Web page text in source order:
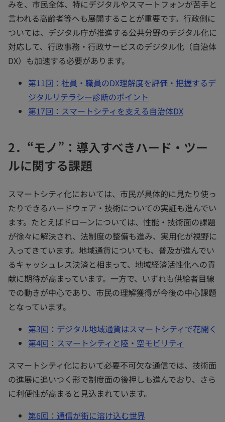
みを、市民全体、特にデジタルやスマートフォンが苦手と
言われる高齢者等へも展開することが重要です。行政側に
ついては、デジタル庁が推進する公共分野のデジタル化に
対応して、行政事務・行政サービスのデジタル化（自治体
DX）も加速する必要があります。
第11回：社員・職員のDX理解度を評価・把握するデ
ジタルリテラシー診断のポイント
第17回：スマートシティを支える自治体DX
2．“モノ”：導入すべきハード・ツー
ルに関する課題
スマートシティ化においては、市民が具体的に見たり使っ
たりできるハードウェア・技術についての実証も進んでい
ます。たとえばドローンについては、性能・技術面の課題
が徐々に解決され、法制度の整備も進み、実用化が視野に
入ってきています。地域通貨についても、普及が進んでい
るキャッシュレス決済と相まって、地域経済活性化への貢
献に期待が高まっています。一方で、いずれも供給者目線
での動きが中心であり、市民の理解獲得が今後の中心課題
となっています。
第3回：デジタル地域通貨はスマートシティで花開く
第4回：スマートシティと陸・空モビリティ
スマートシティ化において必要不可欠な通信では、技術面
の進展に追いつく形で制度面の後押しも進んでおり、さら
に利便性が高まると見込まれています。
第6回：通信が街に溶け込む世界